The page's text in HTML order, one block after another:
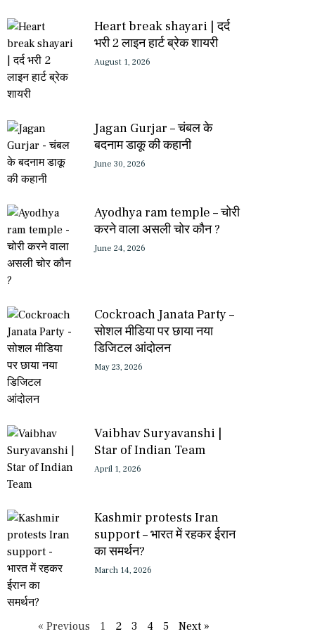
Heart break shayari | दर्द
भरी 2 लाइन हार्ट ब्रेक शायरी
August 1, 2026
Jagan Gurjar – चंबल के
बदनाम डाकू की कहानी
June 30, 2026
Ayodhya ram temple – चोरी
करने वाला असली चोर कौन ?
June 24, 2026
Cockroach Janata Party –
सोशल मीडिया पर छाया नया
डिजिटल आंदोलन
May 23, 2026
Vaibhav Suryavanshi |
Star of Indian Team
April 1, 2026
Kashmir protests Iran
support – भारत में रहकर ईरान
का समर्थन?
March 14, 2026
« Previous 1 2 3 4 5 Next »